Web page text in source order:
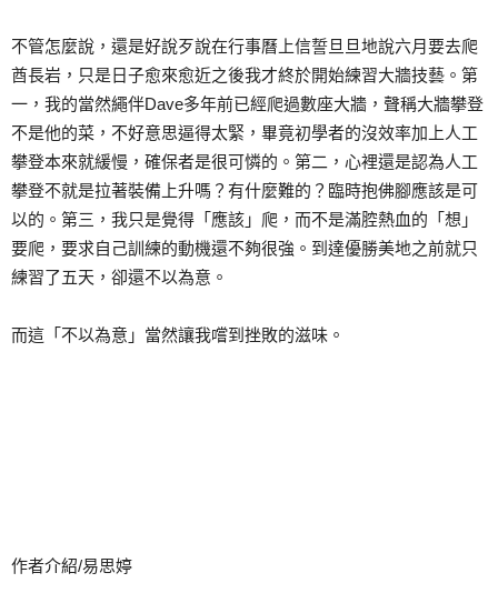
不管怎麼說，還是好說歹說在行事曆上信誓旦旦地說六月要去爬
酋長岩，只是日子愈來愈近之後我才終於開始練習大牆技藝。第
一，我的當然繩伴Dave多年前已經爬過數座大牆，聲稱大牆攀登
不是他的菜，不好意思逼得太緊，畢竟初學者的沒效率加上人工
攀登本來就緩慢，確保者是很可憐的。第二，心裡還是認為人工
攀登不就是拉著裝備上升嗎？有什麼難的？臨時抱佛腳應該是可
以的。第三，我只是覺得「應該」爬，而不是滿腔熱血的「想」
要爬，要求自己訓練的動機還不夠很強。到達優勝美地之前就只
練習了五天，卻還不以為意。
而這「不以為意」當然讓我嚐到挫敗的滋味。
作者介紹/易思婷